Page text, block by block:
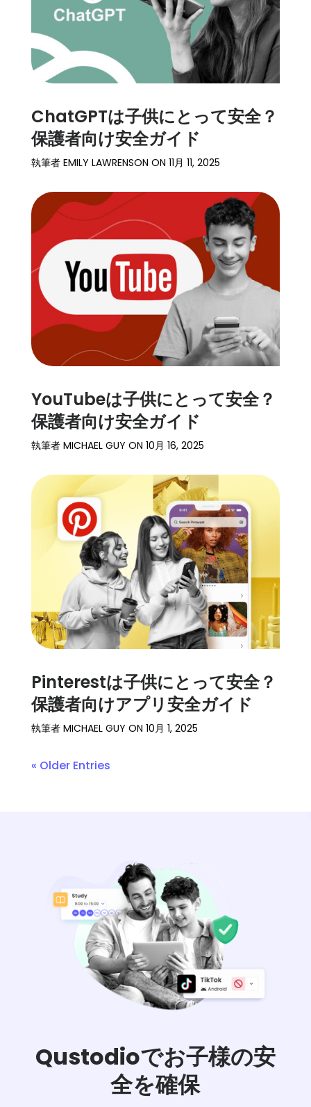
ChatGPTは子供にとって安全？
保護者向け安全ガイド
執筆者 EMILY LAWRENSON ON 11月 11, 2025
YouTubeは子供にとって安全？
保護者向け安全ガイド
執筆者 MICHAEL GUY ON 10月 16, 2025
Pinterestは子供にとって安全？
保護者向けアプリ安全ガイド
執筆者 MICHAEL GUY ON 10月 1, 2025
« Older Entries
Qustodioでお子様の安
全を確保